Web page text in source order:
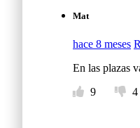
Mat
hace 8 meses
En las plazas
9
4